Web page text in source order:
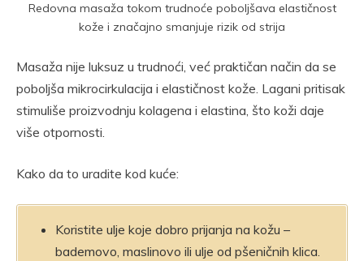
Redovna masaža tokom trudnoće poboljšava elastičnost
kože i značajno smanjuje rizik od strija
Masaža nije luksuz u trudnoći, već praktičan način da se
poboljša mikrocirkulacija i elastičnost kože. Lagani pritisak
stimuliše proizvodnju kolagena i elastina, što koži daje
više otpornosti.
Kako da to uradite kod kuće:
Koristite ulje koje dobro prijanja na kožu –
bademovo, maslinovo ili ulje od pšeničnih klica.